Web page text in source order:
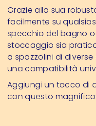
Grazie alla sua
facilmente su
specchio del bagno o
stoccaggio sia
a spazzolini di
una compatibilità
Aggiungi un tocco di
con questo